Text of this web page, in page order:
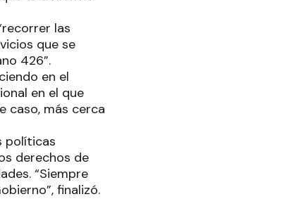
las
que se
426”.
en el
en el que
caso, más cerca
políticas
derechos de
“Siempre
finalizó.